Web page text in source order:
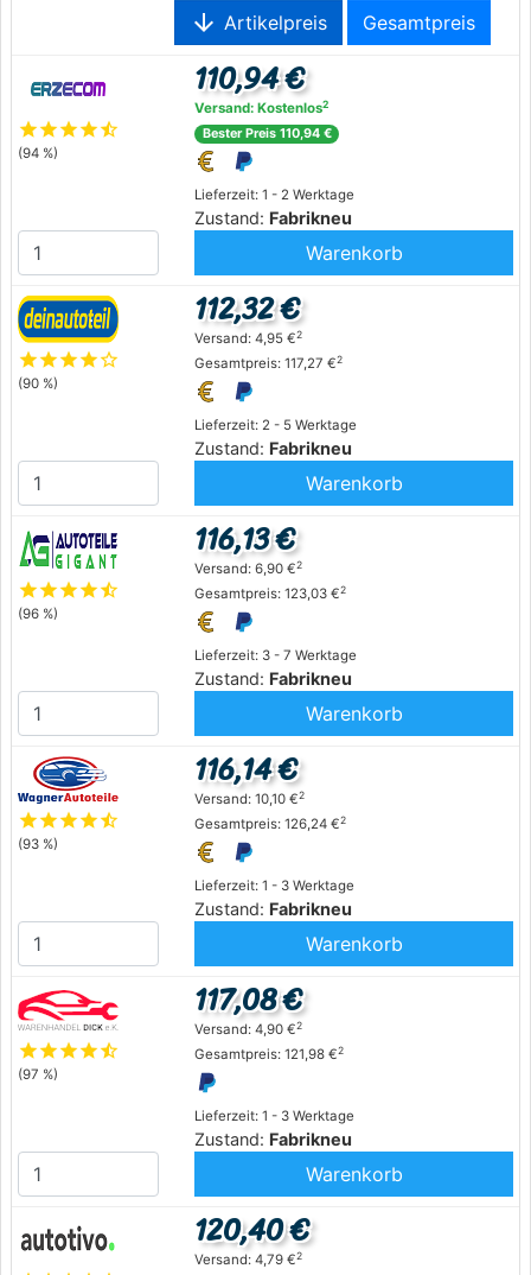
arrow_downward Artikelpreis Gesamtpreis
starstarstarstarstar_half
(94 %)
Lieferzeit: 1 - 2 Werktage
Zustand: Fabrikneu
110,94 €
Versand: Kostenlos2
Bester Preis 110,94 €
Warenkorb
starstarstarstarstar_outline
(90 %)
Lieferzeit: 2 - 5 Werktage
Zustand: Fabrikneu
112,32 €
Versand: 4,95 €2
Gesamtpreis: 117,27 €2
Warenkorb
starstarstarstarstar_half
(96 %)
Lieferzeit: 3 - 7 Werktage
Zustand: Fabrikneu
116,13 €
Versand: 6,90 €2
Gesamtpreis: 123,03 €2
Warenkorb
starstarstarstarstar_half
(93 %)
Lieferzeit: 1 - 3 Werktage
Zustand: Fabrikneu
116,14 €
Versand: 10,10 €2
Gesamtpreis: 126,24 €2
Warenkorb
starstarstarstarstar_half
(97 %)
Lieferzeit: 1 - 3 Werktage
Zustand: Fabrikneu
117,08 €
Versand: 4,90 €2
Gesamtpreis: 121,98 €2
Warenkorb
120,40 €
Versand: 4,79 €2